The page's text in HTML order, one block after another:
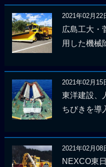
2021年02月22
広島工大・
用した機械
2021年02月15
東洋建設、
ちびきを導
2021年02月08
NEXCO東